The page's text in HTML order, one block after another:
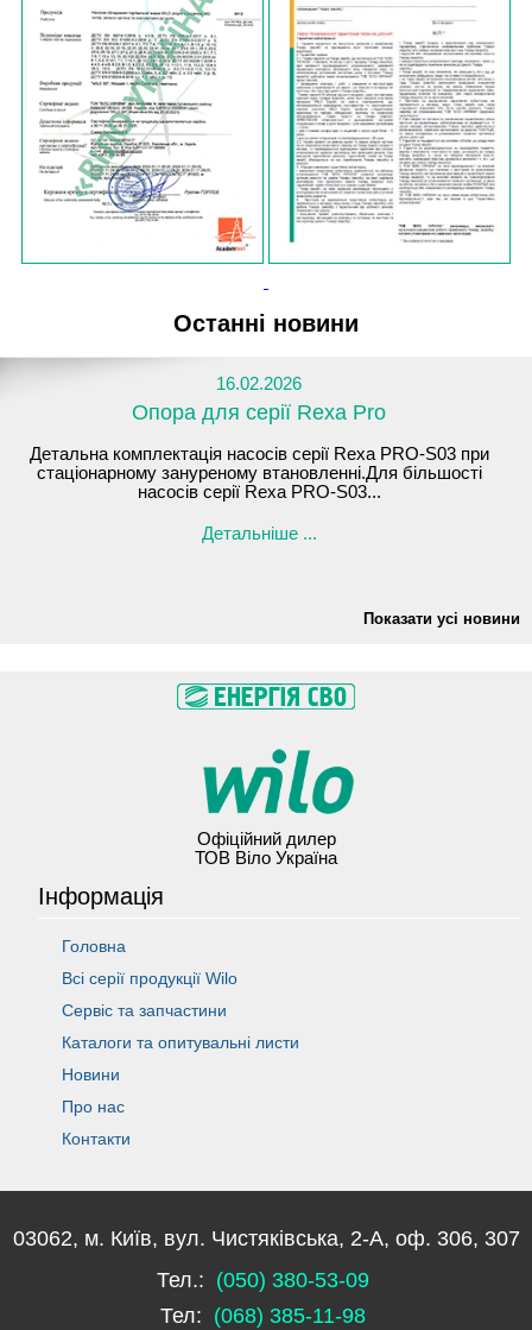
Останні новини
16.02.2026
Опора для серії Rexa Pro
Детальна комплектація насосів серії Rexa PRO-S03 при
стаціонарному зануреному втановленні.Для більшості
насосів серії Rexa PRO-S03...
Детальніше ...
Показати усі новини
Офіційний дилер
ТОВ Віло Україна
Інформація
Головна
Всі серії продукції Wilo
Сервіс та запчастини
Каталоги та опитувальні листи
Новини
Про нас
Контакти
03062, м. Київ, вул. Чистяківська, 2-А, оф. 306, 307
Тел.: (050) 380-53-09
Тел: (068) 385-11-98